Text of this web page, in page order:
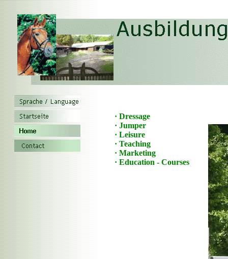
· Dressage
· Jumper
· Leisure
· Teaching
· Marketing
· Education - Courses